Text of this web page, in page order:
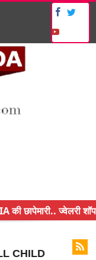
की छापेमारी.. ज्वेलरी शॉप
फर्जीवाड़ा कर पाई थी
CHILD